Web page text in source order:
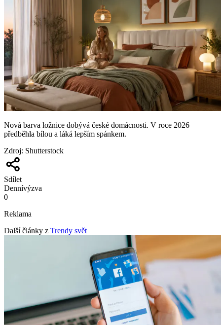
Nová barva ložnice dobývá české domácnosti. V roce 2026
předběhla bílou a láká lepším spánkem.
Zdroj: Shutterstock
Sdílet
Dennívýzva
0
Reklama
Další články z Trendy svět